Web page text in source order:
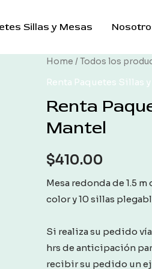
Sillas y Mesas
Home /Todos los
Renta Paquetes Sillas y
Renta
Mantel
$410.00
Mesa redonda de 1.5
color y 10 sillas
Si realiza su pedido
hrs de anticipación
recibir su pedido un